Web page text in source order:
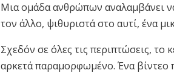
Μια ομάδα ανθρώπων αναλαμβάνει
τον άλλο, ψιθυριστά στο αυτί, ένα
Σχεδόν σε όλες τις περιπτώσεις, το
αρκετά παραμορφωμένο. Ένα βίντεο